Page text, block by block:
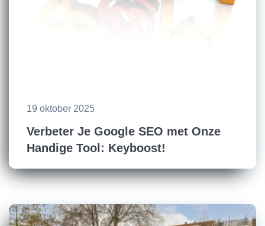
19 oktober 2025
Verbeter Je Google SEO met Onze
Handige Tool: Keyboost!